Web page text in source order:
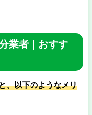
業者｜おすす
、以下のようなメリ